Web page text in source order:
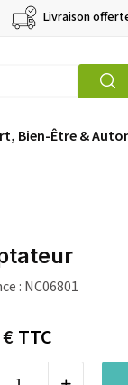
Livraison
Bien-Être &
: NC06801
TTC